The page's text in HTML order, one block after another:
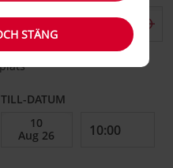
TILL-DATUM
STÄNG